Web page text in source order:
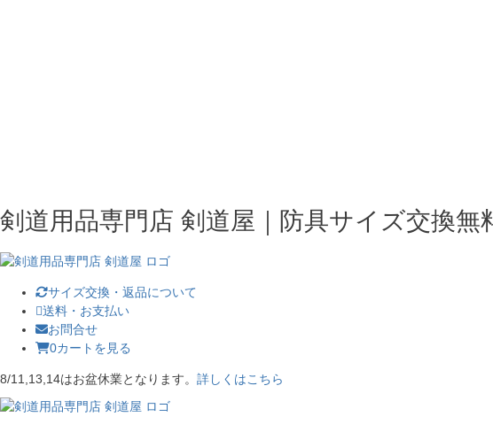
剣道用品専門店 剣道屋｜防具サイズ交換無
サイズ交換・返品について
送料・お支払い
お問合せ
0カートを見る
8/11,13,14はお盆休業となります。 詳しくはこちら